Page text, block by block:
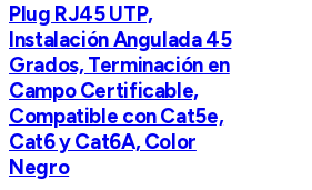
Plug RJ45 UTP,
Instalación Angulada 45
Grados, Terminación en
Campo Certificable,
Compatible con Cat5e,
Cat6 y Cat6A, Color
Negro